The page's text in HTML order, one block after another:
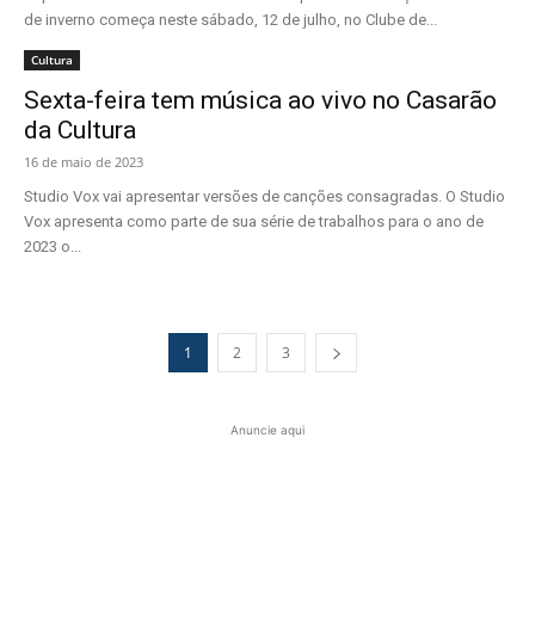
de inverno começa neste sábado, 12 de julho, no Clube de...
Cultura
Sexta-feira tem música ao vivo no Casarão
da Cultura
16 de maio de 2023
Studio Vox vai apresentar versões de canções consagradas. O Studio
Vox apresenta como parte de sua série de trabalhos para o ano de
2023 o...
1 2 3
Anuncie aqui